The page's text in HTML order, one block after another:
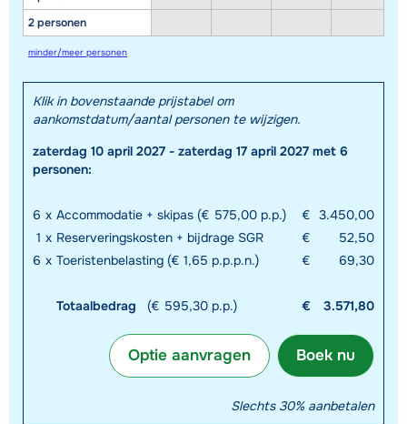
2 personen
minder/meer personen
Klik in bovenstaande prijstabel om
aankomstdatum/aantal personen te wijzigen.
zaterdag 10 april 2027 - zaterdag 17 april 2027 met 6
personen:
6 x Accommodatie + skipas (€ 575,00 p.p.) € 3.450,00
1 x Reserveringskosten + bijdrage SGR €
52,50
6 x Toeristenbelasting (€ 1,65 p.p.p.n.) € 69,30
Totaalbedrag (€ 595,30 p.p.) € 3.571,80
Boek nu
Optie aanvragen
Slechts 30% aanbetalen